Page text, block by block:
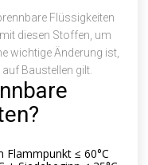
Flüssigkeiten
diesen Stoffen, um
wichtige Änderung ist,
Baustellen gilt.
Flammpunkt ≤ 60°C